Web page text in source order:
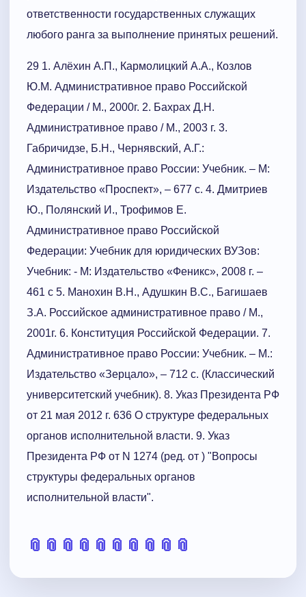
ответственности государственных служащих
любого ранга за выполнение принятых решений.
29 1. Алёхин А.П., Кармолицкий А.А., Козлов
Ю.М. Административное право Российской
Федерации / М., 2000г. 2. Бахрах Д.Н.
Административное право / М., 2003 г. 3.
Габричидзе, Б.Н., Чернявский, А.Г.:
Административное право России: Учебник. – М:
Издательство «Проспект», – 677 с. 4. Дмитриев
Ю., Полянский И., Трофимов Е.
Административное право Российской
Федерации: Учебник для юридических ВУЗов:
Учебник: - М: Издательство «Феникс», 2008 г. –
461 с 5. Манохин В.Н., Адушкин В.С., Багишаев
З.А. Российское административное право / М.,
2001г. 6. Конституция Российской Федерации. 7.
Административное право России: Учебник. – М.:
Издательство «Зерцало», – 712 с. (Классический
университетский учебник). 8. Указ Президента РФ
от 21 мая 2012 г. 636 О структуре федеральных
органов исполнительной власти. 9. Указ
Президента РФ от N 1274 (ред. от ) "Вопросы
структуры федеральных органов
исполнительной власти".
📎 📎 📎 📎 📎 📎 📎 📎 📎 📎